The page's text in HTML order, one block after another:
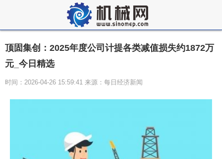
顶固集创：2025年度公司计提各类减值损失约1872万
元_今日精选
时间：2026-04-26 15:59:41 来源：每日经济新闻